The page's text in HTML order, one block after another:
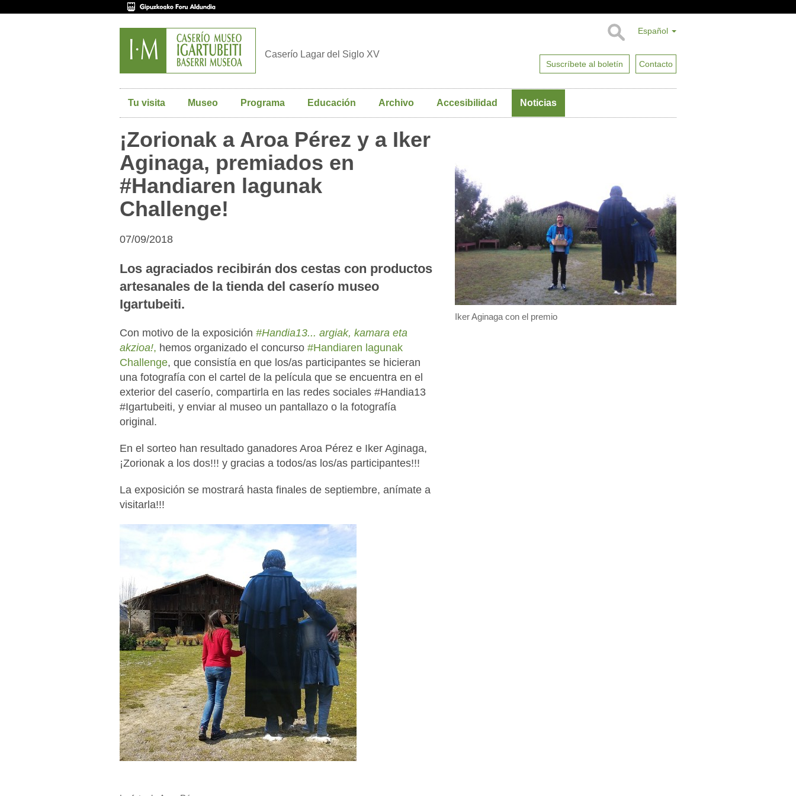
Español
Suscríbete al boletín Contacto
Caserío Lagar del Siglo XV
Tu visita Museo Programa Educación Archivo Accesibilidad Noticias
¡Zorionak a Aroa Pérez y a Iker
Aginaga, premiados en
#Handiaren lagunak
Challenge!
07/09/2018
Los agraciados recibirán dos cestas con productos
artesanales de la tienda del caserío museo
Igartubeiti.
Con motivo de la exposición #Handia13... argiak, kamara eta
akzioa!, hemos organizado el concurso #Handiaren lagunak
Challenge, que consistía en que los/as participantes se hicieran
una fotografía con el cartel de la película que se encuentra en el
exterior del caserío, compartirla en las redes sociales #Handia13
#Igartubeiti, y enviar al museo un pantallazo o la fotografía
original.
En el sorteo han resultado ganadores Aroa Pérez e Iker Aginaga,
¡Zorionak a los dos!!! y gracias a todos/as los/as participantes!!!
La exposición se mostrará hasta finales de septiembre, anímate a
visitarla!!!
Iker Aginaga con el premio